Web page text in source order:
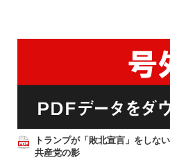
トランプが「敗北宣言」をしな
共産党の影